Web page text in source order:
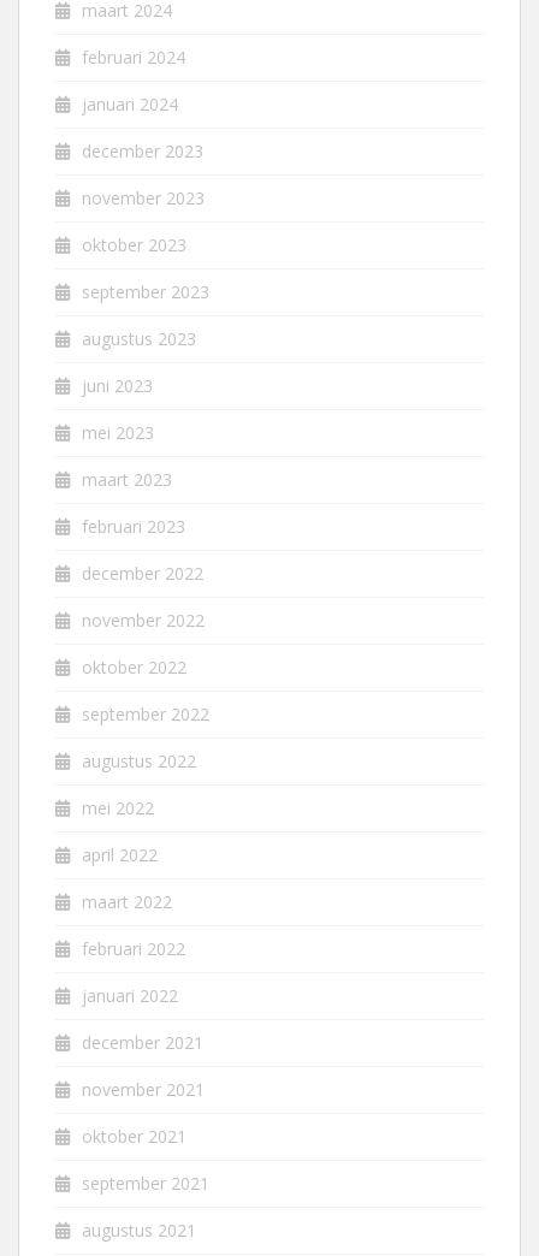
maart 2024
februari 2024
januari 2024
december 2023
november 2023
oktober 2023
september 2023
augustus 2023
juni 2023
mei 2023
maart 2023
februari 2023
december 2022
november 2022
oktober 2022
september 2022
augustus 2022
mei 2022
april 2022
maart 2022
februari 2022
januari 2022
december 2021
november 2021
oktober 2021
september 2021
augustus 2021